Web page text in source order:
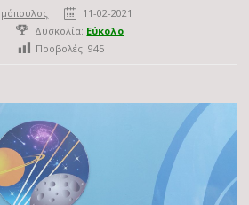
11-02-2021
Δυσκολία: Εύκολο
Προβολές: 945